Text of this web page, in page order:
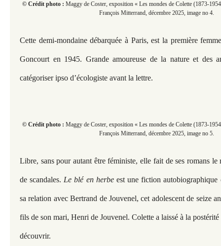
© Crédit photo : Maggy de Coster, exposition « Les mondes de Colette (1873-
François Mitterrand, décembre 2025, image no 4.
Cette demi-mondaine débarquée à Paris, est la première
Goncourt en 1945. Grande amoureuse de la nature et des
catégoriser ipso d’écologiste avant la lettre.
© Crédit photo : Maggy de Coster, exposition « Les mondes de Colette (1873-
François Mitterrand, décembre 2025, image no 5.
Libre, sans pour autant être féministe, elle fait de ses romans le
de scandales. Le blé en herbeest une fiction autobiographique
sa relation avec Bertrand de Jouvenel, cet adolescent de seize
fils de son mari, Henri de Jouvenel. Colette a laissé à la
découvrir.